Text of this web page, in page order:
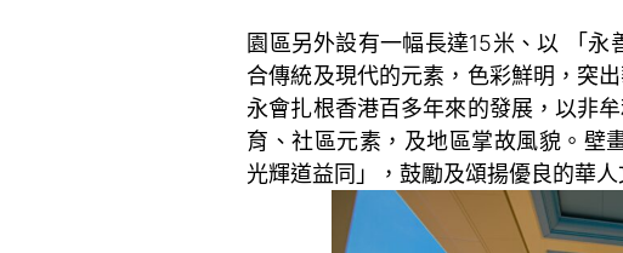
園區另外設有一幅長達15米、以 「
合傳統及現代的元素，色彩鮮明，突
永會扎根香港百多年來的發展，以非
育、社區元素，及地區掌故風貌。壁
光輝道益同」，鼓勵及頌揚優良的華